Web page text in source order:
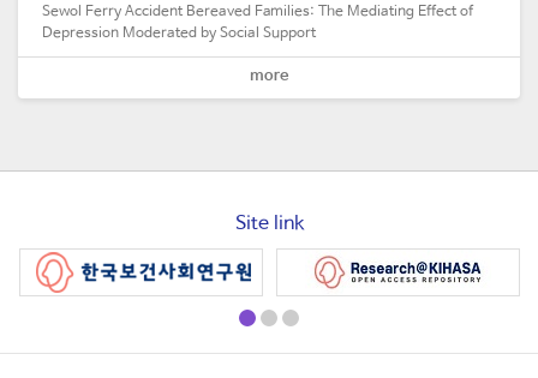
Sewol Ferry Accident Bereaved Families: The Mediating Effect of
Depression Moderated by Social Support
more
Site link